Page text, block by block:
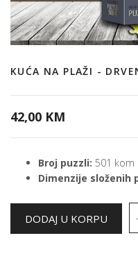
KUĆA NA PLAŽI -
42,00 KM
Broj puzzli: 501 kom
Dimenzije složenih